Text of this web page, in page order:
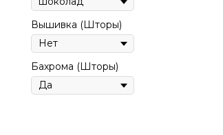
Вышивка (Шторы)
Бахрома (Шторы)